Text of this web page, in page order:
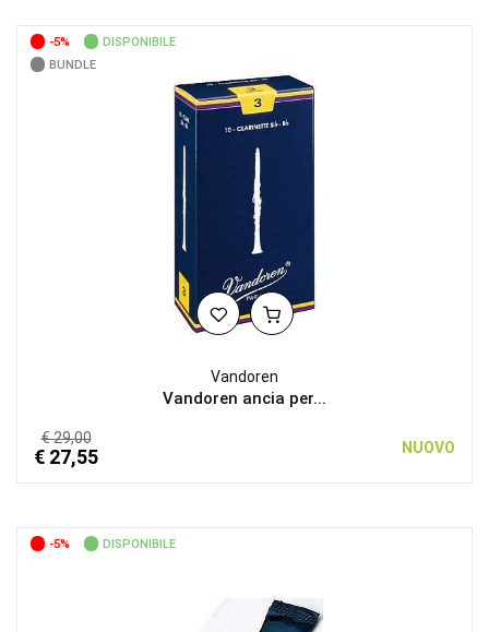
-5%
DISPONIBILE
BUNDLE
Vandoren
Vandoren ancia per...
€ 29,00
€ 27,55 NUOVO
-5% DISPONIBILE